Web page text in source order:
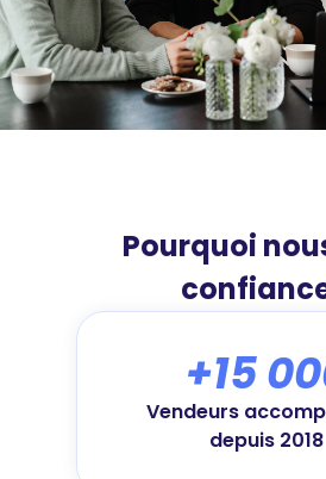
Pourquoi
+15
Vendeurs
depuis 2018